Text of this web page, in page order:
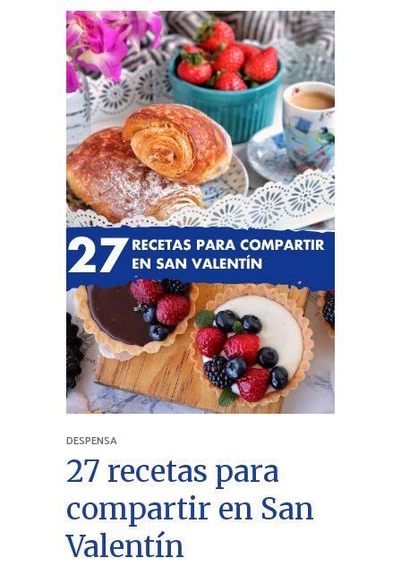
DESPENSA
27 recetas para
compartir en San
Valentín